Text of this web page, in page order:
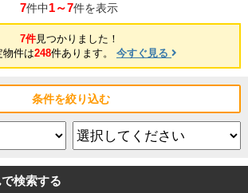
7件中1～7件を表示
7件見つかりました！
物件は248件あります。 今すぐ見る
条件を絞り込む
検索する